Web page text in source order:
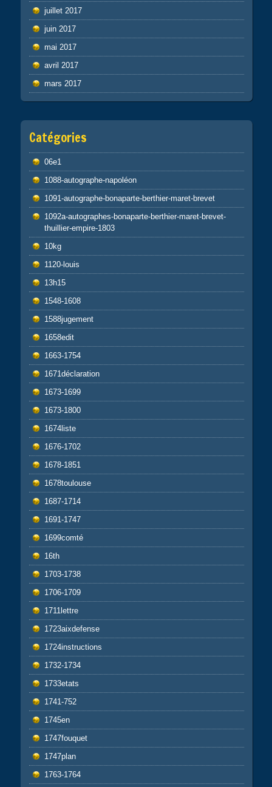
juillet 2017
juin 2017
mai 2017
avril 2017
mars 2017
Catégories
06e1
1088-autographe-napoléon
1091-autographe-bonaparte-berthier-maret-brevet
1092a-autographes-bonaparte-berthier-maret-brevet-
thuillier-empire-1803
10kg
1120-louis
13h15
1548-1608
1588jugement
1658edit
1663-1754
1671déclaration
1673-1699
1673-1800
1674liste
1676-1702
1678-1851
1678toulouse
1687-1714
1691-1747
1699comté
16th
1703-1738
1706-1709
1711lettre
1723aixdefense
1724instructions
1732-1734
1733etats
1741-752
1745en
1747fouquet
1747plan
1763-1764